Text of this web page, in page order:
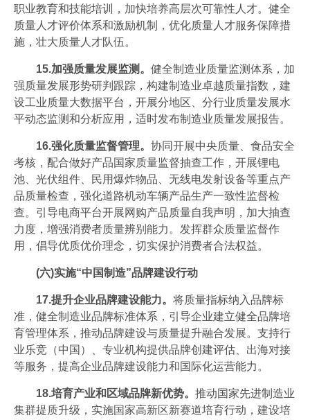
职业教育和技能培训，加快培养高层次可靠性人才。健全
质量人才评价体系和激励机制，优化质量人才服务保障措
施，壮大质量人才队伍。
15.加强质量发展监测。 健全制造业质量监测体系，加
强质量发展形势研判跟踪，构建制造业卓越质量指数，建
设工业质量大数据平台，开展分地区、分行业质量发展水
平动态监测和分析应用，适时发布制造业质量发展报告。
16.强化质量监督管理。 协同开展中央质量、食品安全
考核，配合做好产品国家质量监督抽查工作，开展锂电
池、光伏组件、民用爆炸物品、无线电发射设备等重点产
品质量检查，强化道路机动车辆产品生产一致性监督检
查。引导电商平台开展网购产品质量自我声明，加大抽查
力度，增强消费者质量辨别能力。发挥群众质量监督作
用，倡导优质优价理念，切实保护消费者合法权益。
(六)实施“中国制造”品牌建设行动
17.提升企业品牌建设能力。 将质量指标纳入品牌标
准，健全制造业品牌标准体系，引导企业建立健全品牌培
育管理体系，推动品牌建设与质量提升融合发展。支持行
业乐竞（中国）、专业机构提供品牌创建评估、出海对接
等服务，提高企业品牌建设能力和国际化运营能力。
18.培育产业和区域品牌新优势。 推动国家先进制造业
集群提质升级，实施国家高新区新赛道培育行动，建设培